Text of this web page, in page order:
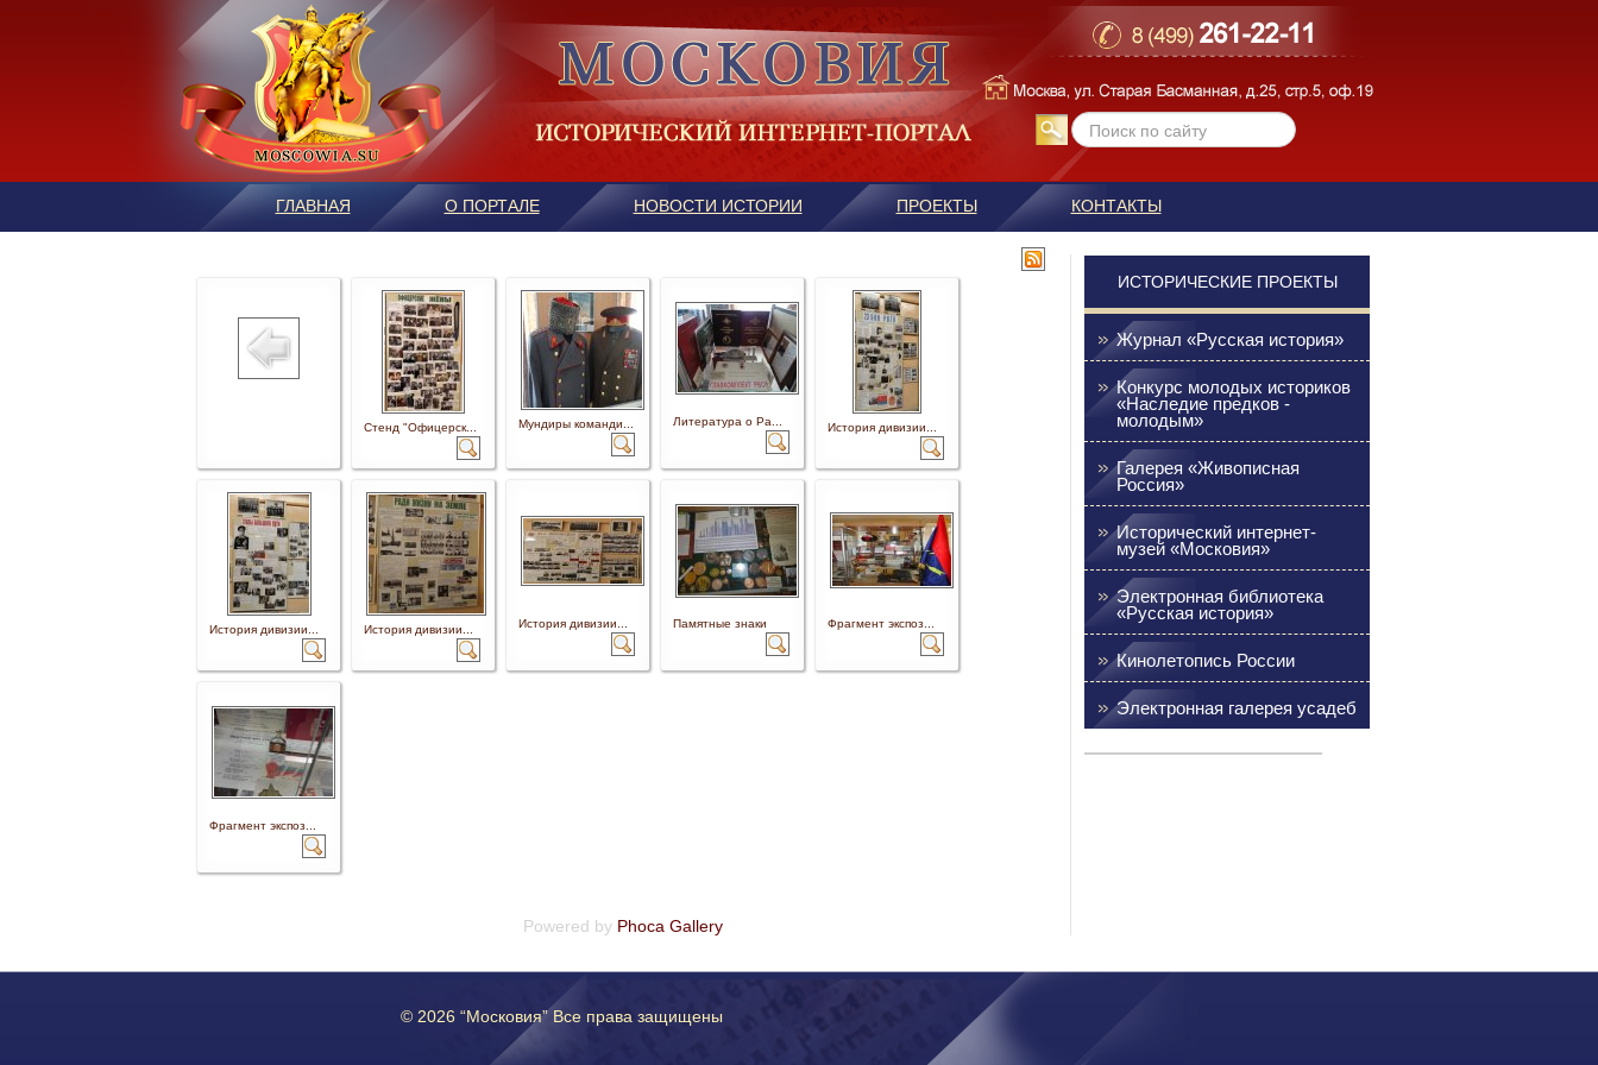
ГЛАВНАЯ О ПОРТАЛЕ НОВОСТИ ИСТОРИИ ПРОЕКТЫ КОНТАКТЫ
ИСТОРИЧЕСКИЕ ПРОЕКТЫ
Журнал «Русская история»
Конкурс молодых историков
«Наследие предков -
молодым»
Галерея «Живописная
Россия»
Исторический интернет-
музей «Московия»
Электронная библиотека
«Русская история»
Кинолетопись России
Электронная галерея усадеб
Стенд "Офицерск... Мундиры команди... Литература о Ра... История дивизии...
История дивизии... История дивизии... История дивизии... Памятные знаки Фрагмент экспоз...
Фрагмент экспоз...
Powered by Phoca Gallery
© 2026 “Московия” Все права защищены